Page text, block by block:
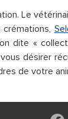
Le
dite «
désirer
de votre